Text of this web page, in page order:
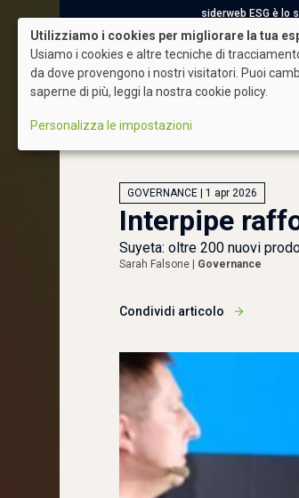
siderweb ESG è
Login
GOVERNANCE | 1 apr 2026
Interpipe
Suyeta: oltre 200 nuovi
Sarah Falsone | Governance
Condividi articolo
Utilizziamo i cookies per migliorare la tua
Usiamo i cookies e altre tecniche di
da dove provengono i nostri visitatori. Puoi
saperne di più, leggi la nostra cookie policy.
Personalizza le impostazioni